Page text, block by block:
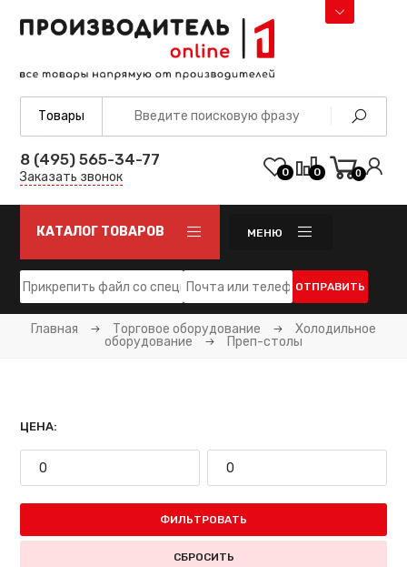
8 (495) 565-34-77
Заказать звонок 0 0 0
КАТАЛОГ ТОВАРОВ МЕНЮ
ОТПРАВИТЬ
Главная Торговое оборудование
Холодильное
оборудование
Преп-столы
ЦЕНА:
ФИЛЬТРОВАТЬ
СБРОСИТЬ